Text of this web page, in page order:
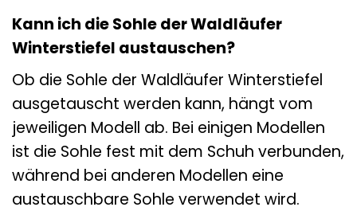
Kann ich die Sohle der Waldläufer
Winterstiefel austauschen?
Ob die Sohle der Waldläufer Winterstiefel
ausgetauscht werden kann, hängt vom
jeweiligen Modell ab. Bei einigen Modellen
ist die Sohle fest mit dem Schuh verbunden,
während bei anderen Modellen eine
austauschbare Sohle verwendet wird.